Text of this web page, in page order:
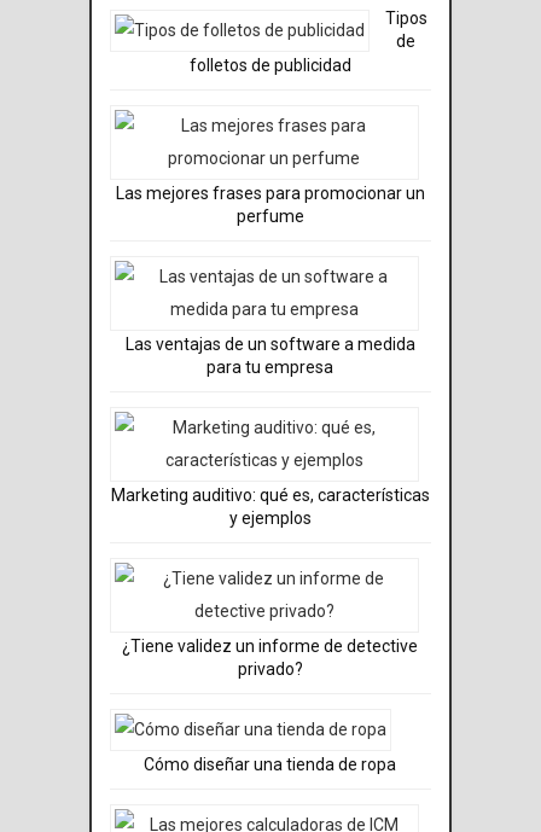
Tipos
de
folletos de publicidad
Las mejores frases para promocionar un
perfume
Las ventajas de un software a medida
para tu empresa
Marketing auditivo: qué es, características
y ejemplos
¿Tiene validez un informe de detective
privado?
Cómo diseñar una tienda de ropa